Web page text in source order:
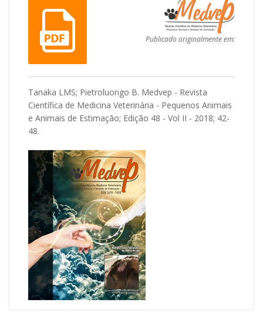
Tanaka LMS; Pietroluongo B. Medvep - Revista
Científica de Medicina Veterinária - Pequenos Animais
e Animais de Estimação; Edição 48 - Vol II - 2018; 42-
48.
Publicado originalmente em: